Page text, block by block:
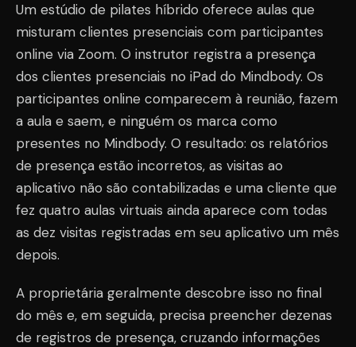
Um estúdio de pilates híbrido oferece aulas que
misturam clientes presenciais com participantes
online via Zoom. O instrutor registra a presença
dos clientes presenciais no iPad do Mindbody. Os
participantes online comparecem à reunião, fazem
a aula e saem, e ninguém os marca como
presentes no Mindbody. O resultado: os relatórios
de presença estão incorretos, as visitas ao
aplicativo não são contabilizadas e uma cliente que
fez quatro aulas virtuais ainda aparece com todas
as dez visitas registradas em seu aplicativo um mês
depois.
A proprietária geralmente descobre isso no final
do mês e, em seguida, precisa preencher dezenas
de registros de presença, cruzando informações